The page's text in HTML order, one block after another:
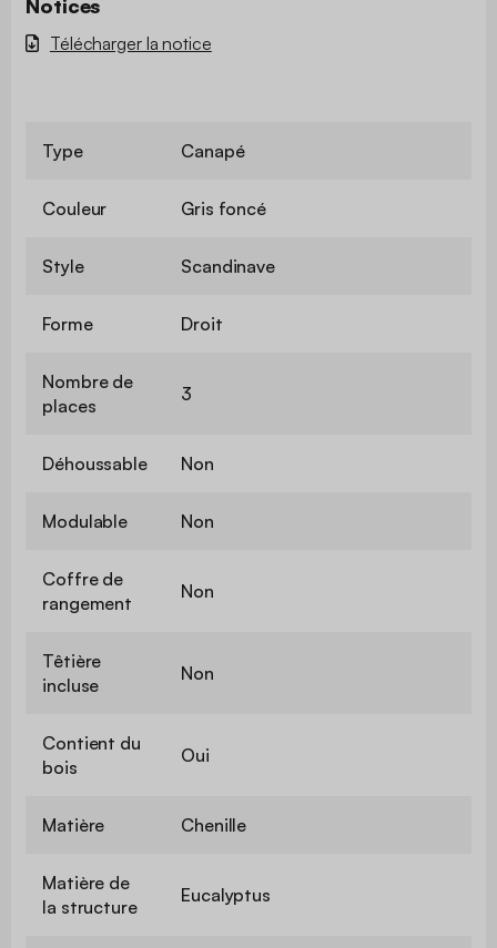
Notices
Télécharger la notice
Type Canapé
Couleur Gris foncé
Style Scandinave
Forme Droit
Nombre de
places
3
Déhoussable Non
Modulable Non
Coffre de
rangement
Non
Têtière
incluse
Non
Contient du
bois
Oui
Matière Chenille
Matière de
la structure
Eucalyptus